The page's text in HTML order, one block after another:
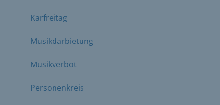
Karfreitag
Musikdarbietung
Musikverbot
Personenkreis